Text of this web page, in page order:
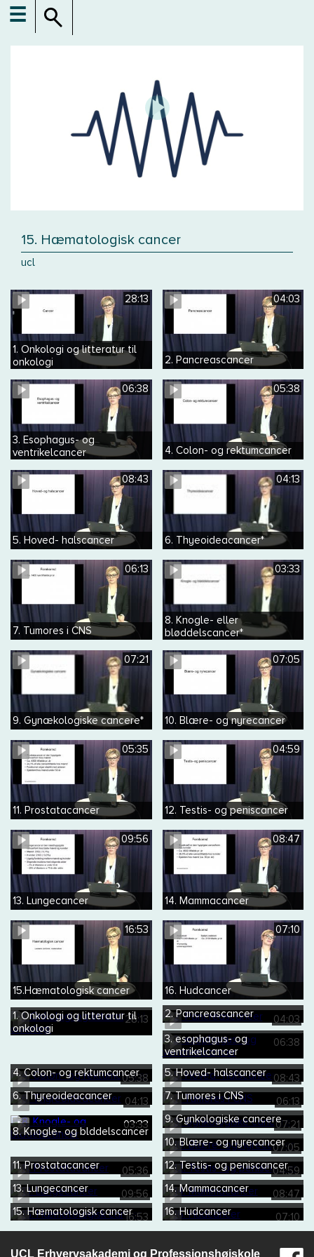
☰
15. Hæmatologisk cancer
ucl
28:13
1. Onkologi og litteratur til
onkologi
04:03
2. Pancreascancer
06:38
3. Esophagus- og
ventrikelcancer
05:38
4. Colon- og rektumcancer
08:43
5. Hoved- halscancer
04:13
6. Thyeoideacancer*
06:13
7. Tumores i CNS
03:33
8. Knogle- eller
bløddelscancer*
07:21
9. Gynækologiske cancere*
07:05
10. Blære- og nyrecancer
05:35
11. Prostatacancer
04:59
12. Testis- og peniscancer
09:56
13. Lungecancer
08:47
14. Mammacancer
16:53
15.Hæmatologisk cancer
07:10
16. Hudcancer
28:13
1. Onkologi og litteratur til
onkologi
04:03
2. Pancreascancer
06:38
3. esophagus- og
ventrikelcancer
05:38
4. Colon- og rektumcancer 08:43
5. Hoved- halscancer
04:13
6. Thyreoideacancer 06:13
7. Tumores i CNS
03:33
8. Knogle- og blddelscancer
07:21
9. Gynkologiske cancere
07:05
10. Blære- og nyrecancer
05:36
11. Prostatacancer 04:59
12. Testis- og peniscancer
09:56
13. Lungecancer 08:47
14. Mammacancer
16:53
15. Hæmatologisk cancer 07:10
16. Hudcancer
UCL Erhvervsakademi og Professionshøjskole